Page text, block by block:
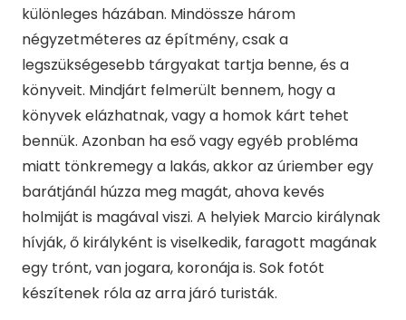
különleges házában. Mindössze három
négyzetméteres az építmény, csak a
legszükségesebb tárgyakat tartja benne, és a
könyveit. Mindjárt felmerült bennem, hogy a
könyvek elázhatnak, vagy a homok kárt tehet
bennük. Azonban ha eső vagy egyéb probléma
miatt tönkremegy a lakás, akkor az úriember egy
barátjánál húzza meg magát, ahova kevés
holmiját is magával viszi. A helyiek Marcio királynak
hívják, ő királyként is viselkedik, faragott magának
egy trónt, van jogara, koronája is. Sok fotót
készítenek róla az arra járó turisták.